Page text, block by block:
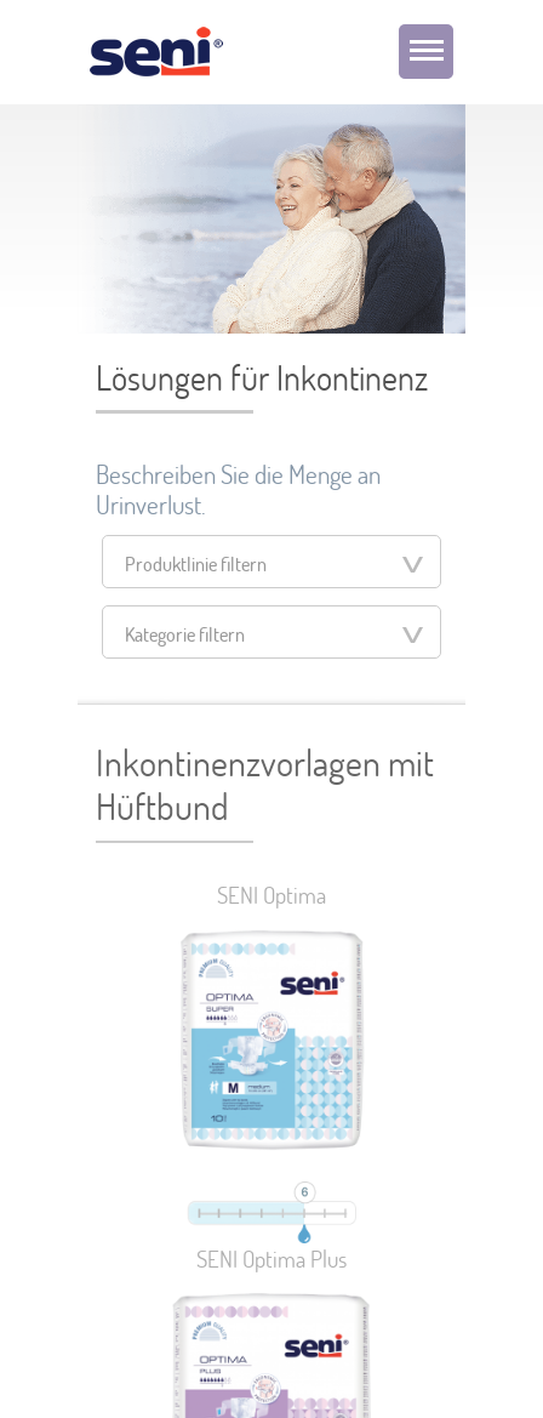
Lösungen für Inkontinenz
Beschreiben Sie die Menge an
Urinverlust.
Produktlinie filtern
Kategorie filtern
Inkontinenzvorlagen mit
Hüftbund
SENI Optima
SENI Optima Plus